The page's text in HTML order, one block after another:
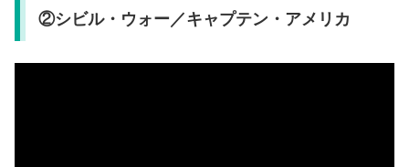
②シビル・ウォー／キャプテン・アメリカ